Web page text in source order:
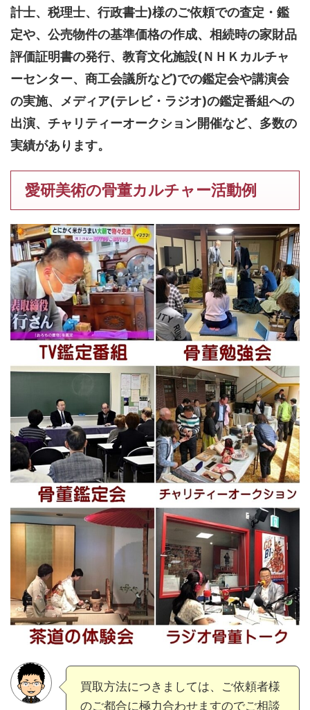
計士、税理士、行政書士)様のご依頼での査定・鑑
定や、公売物件の基準価格の作成、相続時の家財品
評価証明書の発行、教育文化施設(ＮＨＫカルチャ
ーセンター、商工会議所など)での鑑定会や講演会
の実施、メディア(テレビ・ラジオ)の鑑定番組への
出演、チャリティーオークション開催など、多数の
実績があります。
愛研美術の骨董カルチャー活動例
買取方法につきましては、ご依頼者様
のご都合に極力合わせますのでご相談